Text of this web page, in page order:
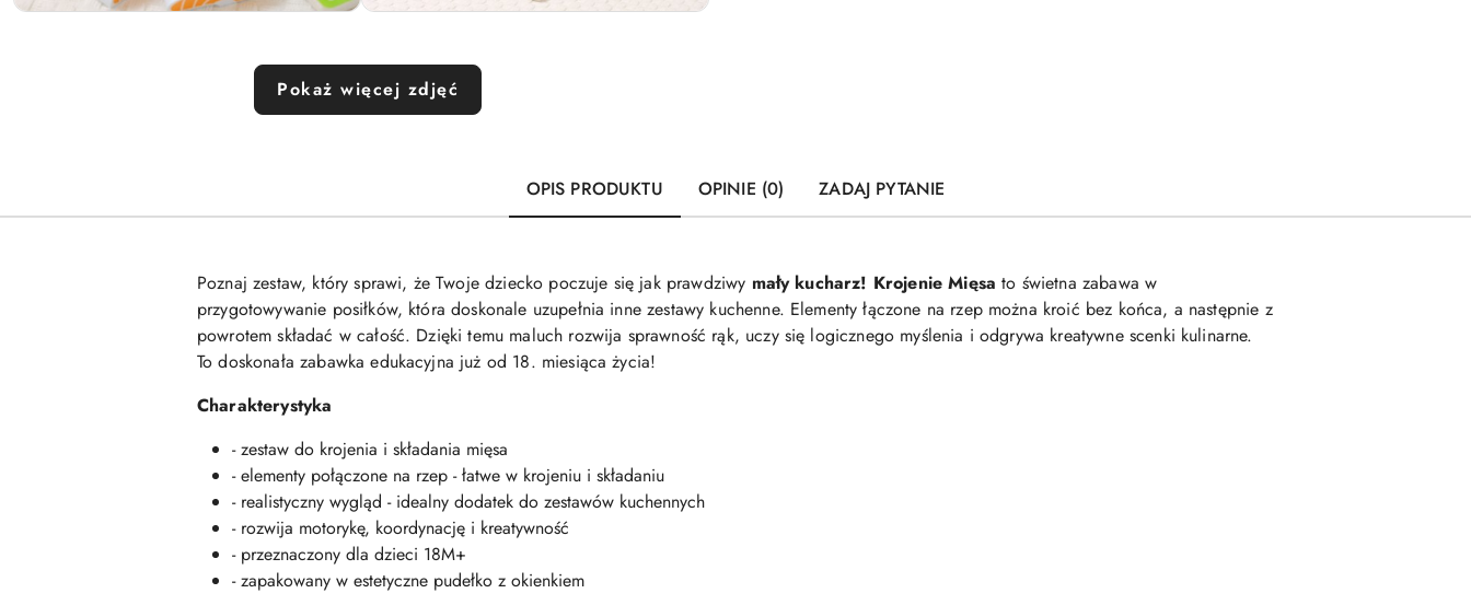
Pokaż więcej zdjęć
OPIS PRODUKTU OPINIE (0) ZADAJ PYTANIE
Poznaj zestaw, który sprawi, że Twoje dziecko poczuje się jak prawdziwy mały kucharz! Krojenie Mięsa to świetna zabawa w
przygotowywanie posiłków, która doskonale uzupełnia inne zestawy kuchenne. Elementy łączone na rzep można kroić bez końca, a następnie z
powrotem składać w całość. Dzięki temu maluch rozwija sprawność rąk, uczy się logicznego myślenia i odgrywa kreatywne scenki kulinarne.
To doskonała zabawka edukacyjna już od 18. miesiąca życia!
Charakterystyka
- zestaw do krojenia i składania mięsa
- elementy połączone na rzep - łatwe w krojeniu i składaniu
- realistyczny wygląd - idealny dodatek do zestawów kuchennych
- rozwija motorykę, koordynację i kreatywność
- przeznaczony dla dzieci 18M+
- zapakowany w estetyczne pudełko z okienkiem